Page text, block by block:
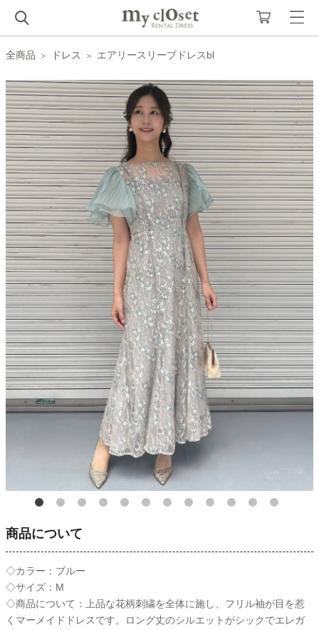
全商品 ドレス エアリースリーブドレスbl
商品について
◇カラー：ブルー
◇サイズ：M
◇商品について：上品な花柄刺繍を全体に施し、フリル袖が目を惹
くマーメイドドレスです。ロング丈のシルエットがシックでエレガ